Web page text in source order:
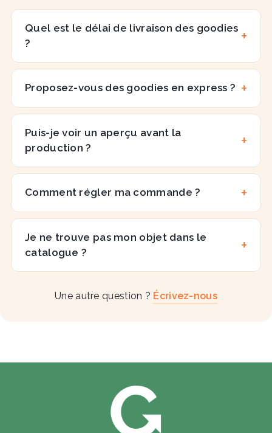
Quel est le délai de livraison des goodies
?
Proposez-vous des goodies en express ?
Puis-je voir un aperçu avant la
production ?
Comment régler ma commande ?
Je ne trouve pas mon objet dans le
catalogue ?
Une autre question ? Écrivez-nous